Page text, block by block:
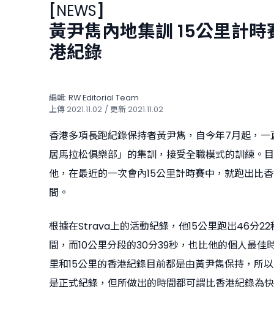
NEWS
黃尹雋內地集訓 15公里計時
港紀錄
編輯: RW Editorial Team
上傳2021.11.02 / 更新2021.11.02
香港多項長跑紀錄保持者黃尹雋，自今年7月起，
居馬拉松俱樂部」的集訓，接受全職模式的訓練。
他，在最近的一次會內15公里計時賽中，就跑出比
間。
根據在Strava上的活動紀錄，他15公里跑出46分22
間，而10公里分段的30分39秒，也比他的個人最佳
里和15公里的香港紀錄目前都是由黃尹雋保持，所
是正式紀錄，但所做出的時間都可謂比香港紀錄為